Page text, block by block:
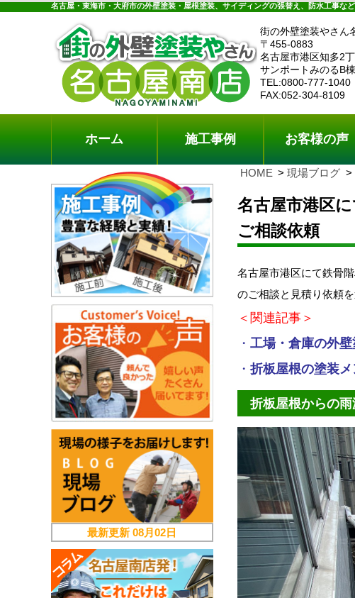
名古屋・東海市・大府市の外壁塗装・屋根塗装、サイディングの張替え、防水工事な
街の外壁塗装やさん
〒455-0883
名古屋市港区知多2
サンポートみのるB
TEL:0800-777-1040
FAX:052-304-8109
ホーム 施工事例 お客様の声
HOME 現場ブログ
名古屋市港区
ご相談依頼
名古屋市港区にて鉄骨
のご相談と見積り依頼
＜関連記事＞
・ 工場・倉庫の外
・ 折板屋根の塗装
折板屋根からの雨
最新更新08月02日